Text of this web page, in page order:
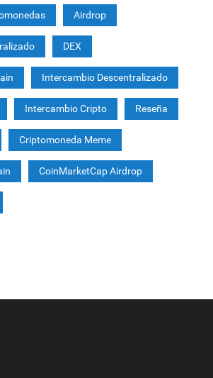
Airdrop
DEX
Intercambio Descentralizado
Intercambio Cripto Reseña
Criptomoneda Meme
CoinMarketCap Airdrop